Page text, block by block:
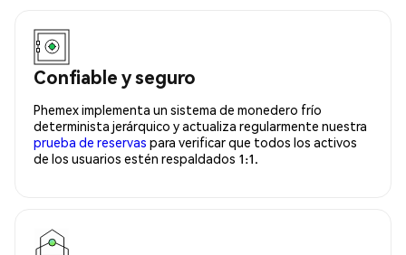
Confiable y seguro
Phemex implementa un sistema de monedero frío
determinista jerárquico y actualiza regularmente nuestra
prueba de reservas para verificar que todos los activos
de los usuarios estén respaldados 1:1.